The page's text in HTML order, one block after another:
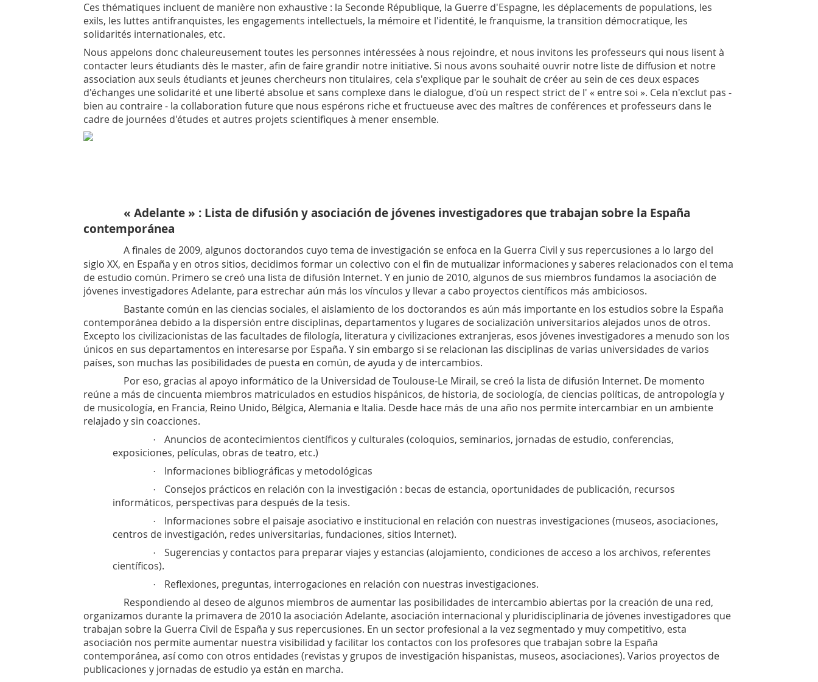
Ces thématiques incluent de manière non exhaustive : la Seconde République, la Guerre d'Espagne, les déplacements de populations, les
exils, les luttes antifranquistes, les engagements intellectuels, la mémoire et l'identité, le franquisme, la transition démocratique, les
solidarités internationales, etc.
Nous appelons donc chaleureusement toutes les personnes intéressées à nous rejoindre, et nous invitons les professeurs qui nous lisent à
contacter leurs étudiants dès le master, afin de faire grandir notre initiative. Si nous avons souhaité ouvrir notre liste de diffusion et notre
association aux seuls étudiants et jeunes chercheurs non titulaires, cela s'explique par le souhait de créer au sein de ces deux espaces
d'échanges une solidarité et une liberté absolue et sans complexe dans le dialogue, d'où un respect strict de l' « entre soi ». Cela n'exclut pas -
bien au contraire - la collaboration future que nous espérons riche et fructueuse avec des maîtres de conférences et professeurs dans le
cadre de journées d'études et autres projets scientifiques à mener ensemble.
« Adelante » : Lista de difusión y asociación de jóvenes investigadores que trabajan sobre la España
contemporánea
A finales de 2009, algunos doctorandos cuyo tema de investigación se enfoca en la Guerra Civil y sus repercusiones a lo largo del
siglo XX, en España y en otros sitios, decidimos formar un colectivo con el fin de mutualizar informaciones y saberes relacionados con el tema
de estudio común. Primero se creó una lista de difusión Internet. Y en junio de 2010, algunos de sus miembros fundamos la asociación de
jóvenes investigadores Adelante, para estrechar aún más los vínculos y llevar a cabo proyectos científicos más ambiciosos.
Bastante común en las ciencias sociales, el aislamiento de los doctorandos es aún más importante en los estudios sobre la España
contemporánea debido a la dispersión entre disciplinas, departamentos y lugares de socialización universitarios alejados unos de otros.
Excepto los civilizacionistas de las facultades de filología, literatura y civilizaciones extranjeras, esos jóvenes investigadores a menudo son los
únicos en sus departamentos en interesarse por España. Y sin embargo si se relacionan las disciplinas de varias universidades de varios
países, son muchas las posibilidades de puesta en común, de ayuda y de intercambios.
Por eso, gracias al apoyo informático de la Universidad de Toulouse-Le Mirail, se creó la lista de difusión Internet. De momento
reúne a más de cincuenta miembros matriculados en estudios hispánicos, de historia, de sociología, de ciencias políticas, de antropología y
de musicología, en Francia, Reino Unido, Bélgica, Alemania e Italia. Desde hace más de una año nos permite intercambiar en un ambiente
relajado y sin coacciones.
·
Anuncios de acontecimientos científicos y culturales (coloquios, seminarios, jornadas de estudio, conferencias,
exposiciones, películas, obras de teatro, etc.)
· Informaciones bibliográficas y metodológicas
·
Consejos prácticos en relación con la investigación : becas de estancia, oportunidades de publicación, recursos
informáticos, perspectivas para después de la tesis.
·
Informaciones sobre el paisaje asociativo e institucional en relación con nuestras investigaciones (museos, asociaciones,
centros de investigación, redes universitarias, fundaciones, sitios Internet).
·
Sugerencias y contactos para preparar viajes y estancias (alojamiento, condiciones de acceso a los archivos, referentes
científicos).
·
Reflexiones, preguntas, interrogaciones en relación con nuestras investigaciones.
Respondiendo al deseo de algunos miembros de aumentar las posibilidades de intercambio abiertas por la creación de una red,
organizamos durante la primavera de 2010 la asociación Adelante, asociación internacional y pluridisciplinaria de jóvenes investigadores que
trabajan sobre la Guerra Civil de España y sus repercusiones. En un sector profesional a la vez segmentado y muy competitivo, esta
asociación nos permite aumentar nuestra visibilidad y facilitar los contactos con los profesores que trabajan sobre la España
contemporánea, así como con otros entidades (revistas y grupos de investigación hispanistas, museos, asociaciones). Varios proyectos de
publicaciones y jornadas de estudio ya están en marcha.